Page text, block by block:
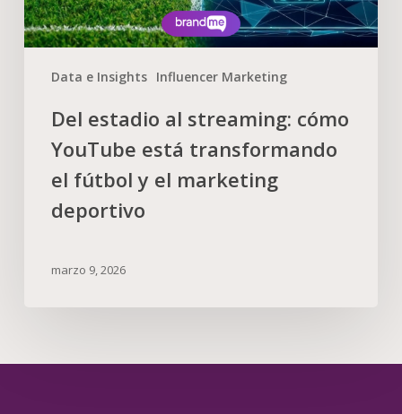
Data e Insights Influencer Marketing
Del estadio al streaming: cómo
YouTube está transformando
el fútbol y el marketing
deportivo
marzo 9, 2026